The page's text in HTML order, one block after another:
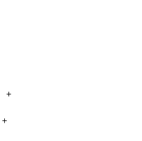
+
+